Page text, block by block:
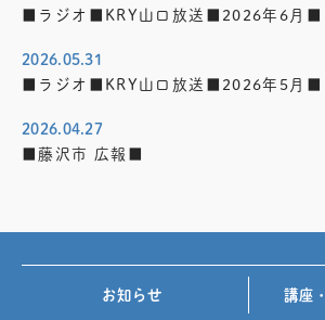
■ラジオ■KRY山口放送■2026年6月■
2026.05.31
■ラジオ■KRY山口放送■2026年5月■
2026.04.27
■藤沢市 広報■
お知らせ 講座